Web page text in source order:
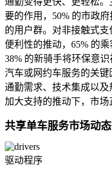
要的作用，50% 的市政
的用户群。对非接触式
便利性的推动，65% 的
38% 的新骑手将环保意
汽车或网约车服务的关
通勤需求、技术集成以
加大支持的推动下，市场
共享单车服务市场动态
驱动程序